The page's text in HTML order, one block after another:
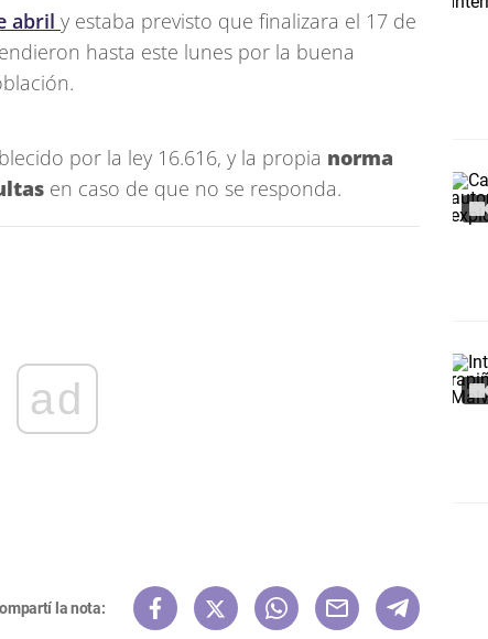
abril y estaba previsto que finalizara el 17 de
hasta este lunes por la buena
por la ley 16.616, y la propia norma
en caso de que no se responda.
ad
la nota: